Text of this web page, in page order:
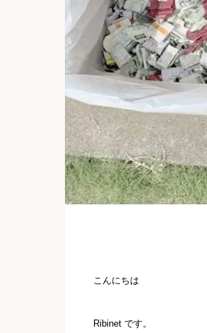
こんにちは
Ribinet です。